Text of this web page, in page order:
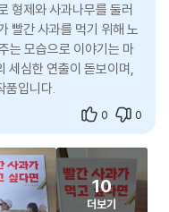
없습니다.
왜 안 보이는 걸까요?
다.
.
형제와 사과나무를 둘러
빨간 사과를 먹기 위해 노
는 모습으로 이야기는 마
세심한 연출이 돋보이며,
품입니다.
0 0
10
더보기